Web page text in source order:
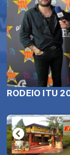
RODEIO ITU